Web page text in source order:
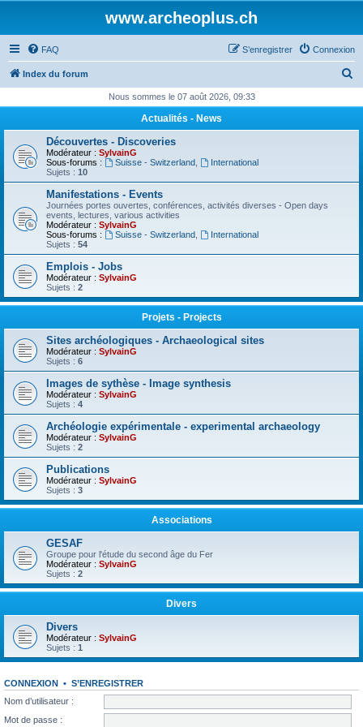
www.archeoplus.ch
FAQ Connexion
S’enregistrer
Index du forum
h
Nous sommes le 07 août 2026, 09:33
Actualités - News
Découvertes - Discoveries
Modérateur : SylvainG
Sous-forums :
Suisse - Switzerland,
International
Sujets : 10
Manifestations - Events
Journées portes ouvertes, conférences, activités diverses - Open days
events, lectures, various activities
Modérateur : SylvainG
Sous-forums :
Suisse - Switzerland,
International
Sujets : 54
Emplois - Jobs
Modérateur : SylvainG
Sujets : 2
Projets - Projects
Sites archéologiques - Archaeological sites
Modérateur : SylvainG
Sujets : 6
Images de sythèse - Image synthesis
Modérateur : SylvainG
Sujets : 4
Archéologie expérimentale - experimental archaeology
Modérateur : SylvainG
Sujets : 2
Publications
Modérateur : SylvainG
Sujets : 3
Associations
GESAF
Groupe pour l'étude du second âge du Fer
Modérateur : SylvainG
Sujets : 2
Divers
Divers
Modérateur : SylvainG
Sujets : 1
CONNEXION • S’ENREGISTRER
Nom d’utilisateur :
Mot de passe :